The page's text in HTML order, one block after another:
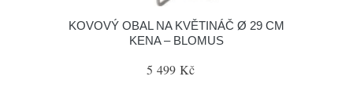
KOVOVÝ OBAL NA KVĚTINÁČ Ø 29 CM
KENA – BLOMUS
5 499 Kč